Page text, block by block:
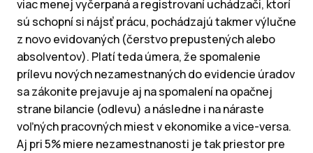
viac menej vyčerpaná a registrovaní uchádzači, ktorí
sú schopní si nájsť prácu, pochádzajú takmer výlučne
z novo evidovaných (čerstvo prepustených alebo
absolventov). Platí teda úmera, že spomalenie
prílevu nových nezamestnaných do evidencie úradov
sa zákonite prejavuje aj na spomalení na opačnej
strane bilancie (odlevu) a následne i na náraste
voľných pracovných miest v ekonomike a vice-versa.
Aj pri 5% miere nezamestnanosti je tak priestor pre